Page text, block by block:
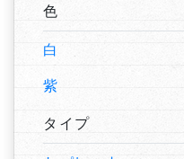
色
白
紫
タイプ